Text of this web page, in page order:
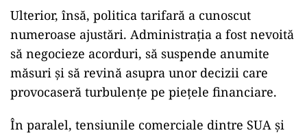
Ulterior, însă, politica tarifară a cunoscut
numeroase ajustări. Administrația a fost nevoită
să negocieze acorduri, să suspende anumite
măsuri și să revină asupra unor decizii care
provocaseră turbulențe pe piețele financiare.
În paralel, tensiunile comerciale dintre SUA și